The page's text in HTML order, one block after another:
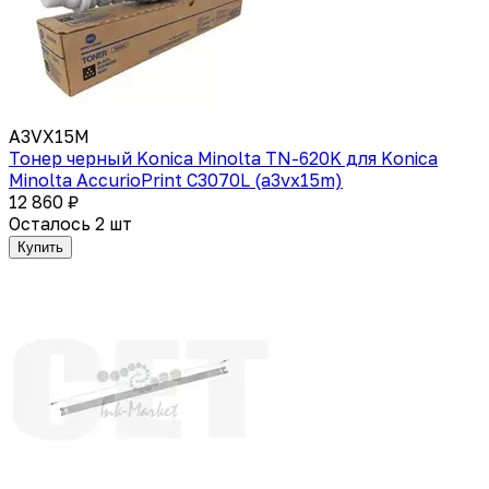
A3VX15M
Тонер черный Konica Minolta TN-620K для Konica
Minolta AccurioPrint C3070L (a3vx15m)
12 860 ₽
Осталось 2 шт
Купить